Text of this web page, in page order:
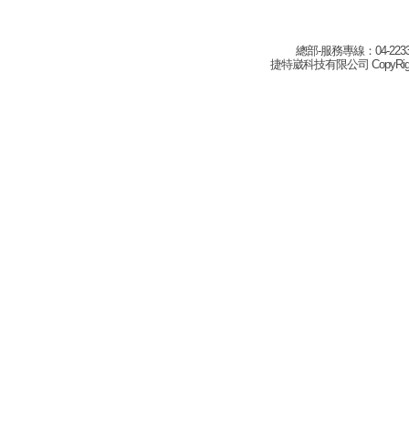
總部-服務專線：04-
捷特崴科技有限公司